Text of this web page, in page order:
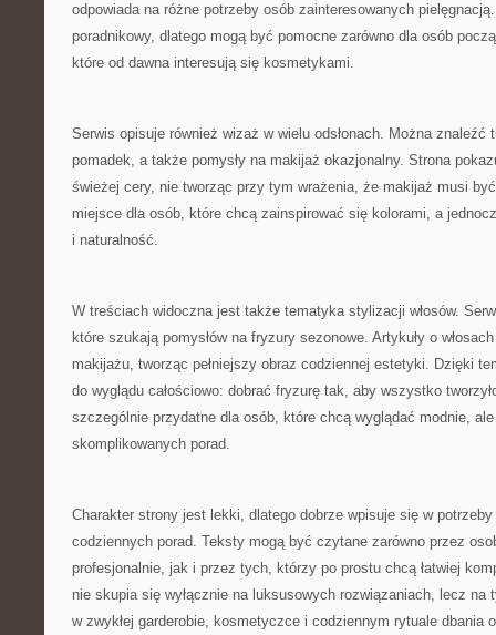
odpowiada na różne potrzeby osób zainteresowanych
poradnikowy, dlatego mogą być pomocne zarówno dla osób
które od dawna interesują się kosmetykami.
Serwis opisuje również wizaż w wielu odsłonach. Można znaleźć
pomadek, a także pomysły na makijaż okazjonalny. Strona
świeżej cery, nie tworząc przy tym wrażenia, że makijaż musi
miejsce dla osób, które chcą zainspirować się kolorami, a
i naturalność.
W treściach widoczna jest także tematyka stylizacji włosów.
które szukają pomysłów na fryzury sezonowe. Artykuły o
makijażu, tworząc pełniejszy obraz codziennej estetyki. Dzięki
do wyglądu całościowo: dobrać fryzurę tak, aby wszystko
szczególnie przydatne dla osób, które chcą wyglądać modnie,
skomplikowanych porad.
Charakter strony jest lekki, dlatego dobrze wpisuje się w
codziennych porad. Teksty mogą być czytane zarówno przez
profesjonalnie, jak i przez tych, którzy po prostu chcą łatwiej
nie skupia się wyłącznie na luksusowych rozwiązaniach, lecz
w zwykłej garderobie, kosmetyczce i codziennym rytuale dbania